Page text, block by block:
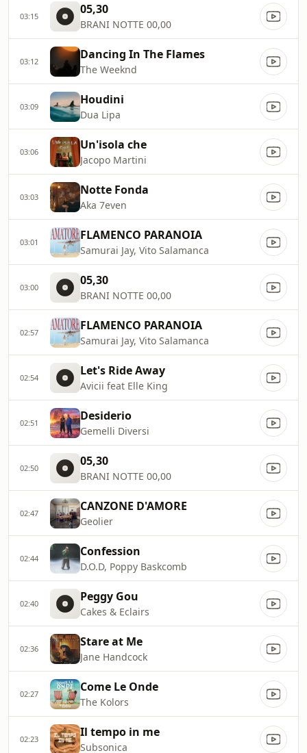
03:15 05,30
BRANI NOTTE 00,00
03:12 Dancing In The Flames
The Weeknd
03:09 Houdini
Dua Lipa
03:06 Un'isola che
Jacopo Martini
03:03 Notte Fonda
Aka 7even
03:01 FLAMENCO PARANOIA
Samurai Jay, Vito Salamanca
03:00 05,30
BRANI NOTTE 00,00
02:57 FLAMENCO PARANOIA
Samurai Jay, Vito Salamanca
02:54 Let's Ride Away
Avicii feat Elle King
02:51 Desiderio
Gemelli Diversi
02:50 05,30
BRANI NOTTE 00,00
02:47 CANZONE D'AMORE
Geolier
02:44 Confession
D.O.D, Poppy Baskcomb
02:40 Peggy Gou
Cakes & Eclairs
02:36 Stare at Me
Jane Handcock
02:27 Come Le Onde
The Kolors
02:23 Il tempo in me
Subsonica